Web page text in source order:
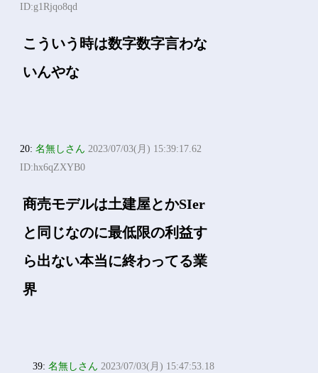
ID:g1Rjqo8qd
こういう時は数字数字言わな
いんやな
20:名無しさん 2023/07/03(月) 15:39:17.62
ID:hx6qZXYB0
商売モデルは土建屋とかSIer
と同じなのに最低限の利益す
ら出ない本当に終わってる業
界
39:名無しさん 2023/07/03(月) 15:47:53.18